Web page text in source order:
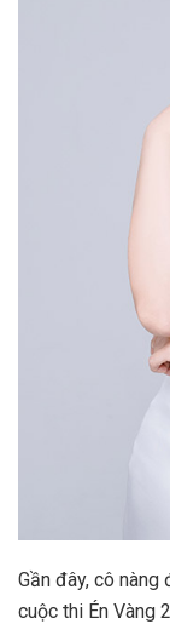
Gần đây, cô
cuộc thi Én Vàng